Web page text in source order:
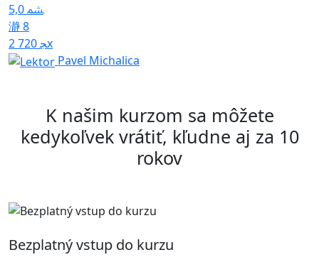
5,0
8
2 720x
Pavel Michalica
K našim kurzom sa môžete
kedykoľvek vrátiť, kľudne aj za 10
rokov
Bezplatný vstup do kurzu